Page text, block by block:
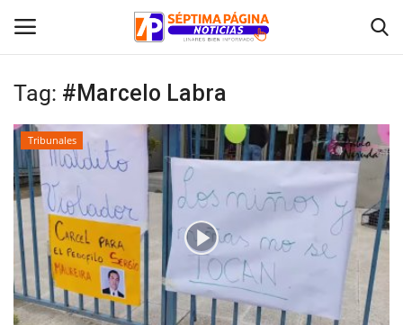
Inicio
Crónica
Policial
Tribunales
Deporte
Tag: #Marcelo Labra
Tribunales